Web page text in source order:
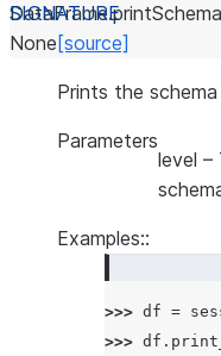
DataFrame.printSchema
None [source]
Prints the
Parameters
level –
Examples::
>>> df =
>>> df .